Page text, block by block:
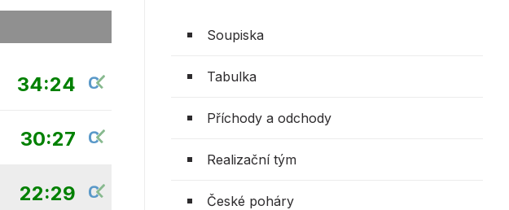
34:24
30:27
22:29
Soupiska
Tabulka
Příchody a odchody
Realizační tým
České poháry